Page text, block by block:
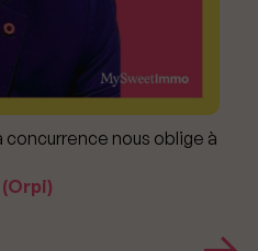
concurrence nous oblige à